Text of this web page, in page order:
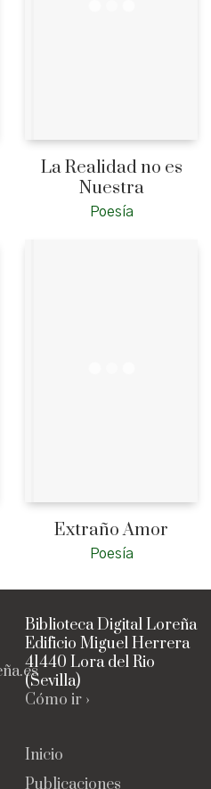
La Realidad no es
Nuestra
Poesía
Extraño Amor
Poesía
Biblioteca Digital Loreña
Edificio Miguel Herrera
41440 Lora del Rio
(Sevilla)
Cómo ir ›
Inicio
Publicaciones